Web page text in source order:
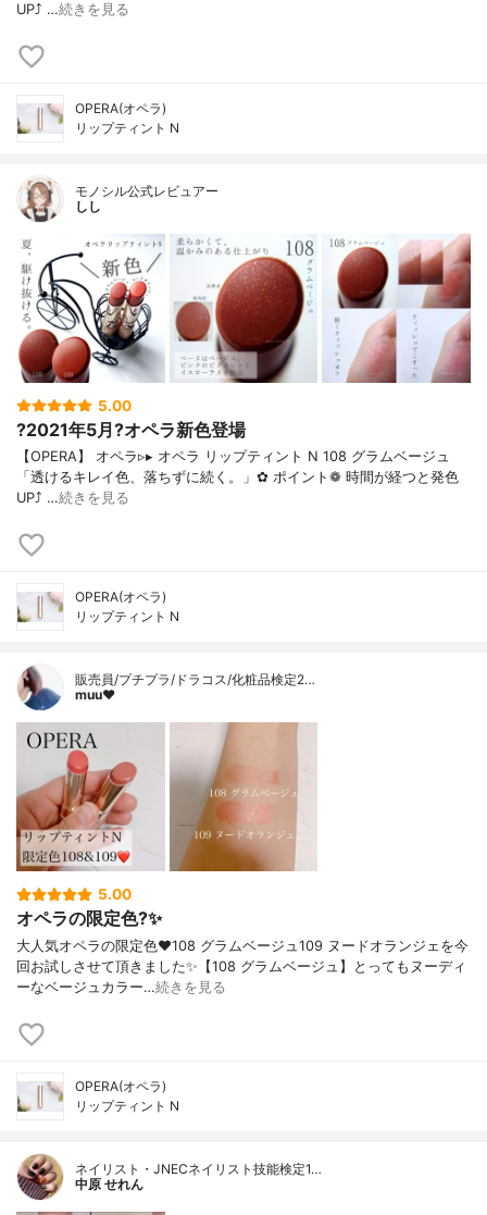
UP⤴ …続きを見る
OPERA(オペラ)
リップティント N
モノシル公式レビュアー
しし
5.00
?2021年5月?オペラ新色登場
【OPERA】 オペラ▹▸ オペラ リップティント N 108 グラムベージュ
「透けるキレイ色、落ちずに続く。」✿ ポイント❁︎ 時間が経つと発色
UP⤴ …続きを見る
OPERA(オペラ)
リップティント N
販売員/プチプラ/ドラコス/化粧品検定2…
muu❤︎
5.00
オペラの限定色?✨
大人気オペラの限定色❤️108 グラムベージュ109 ヌードオランジェを今
回お試しさせて頂きました✨【108 グラムベージュ】とってもヌーディ
ーなベージュカラー…続きを見る
OPERA(オペラ)
リップティント N
ネイリスト・JNECネイリスト技能検定1…
中原 せれん